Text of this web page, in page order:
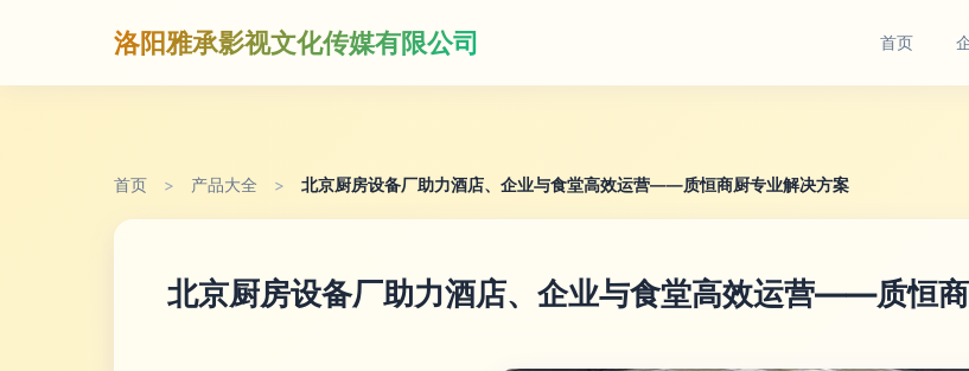
洛阳雅承影视文化传媒有限公司 首页
首页 > 产品大全 > 北京厨房设备厂助力酒店、企业与食堂高效运营——质恒商厨专业解决方案
北京厨房设备厂助力酒店、企业与食堂高效运营——质恒